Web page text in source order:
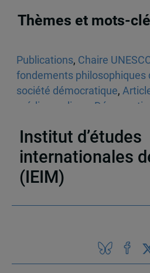
Thèmes et mots-
Publications, Chaire
fondements philosophiques
société démocratique,
médias en ligne
Institut d’études
internationales
(IEIM)